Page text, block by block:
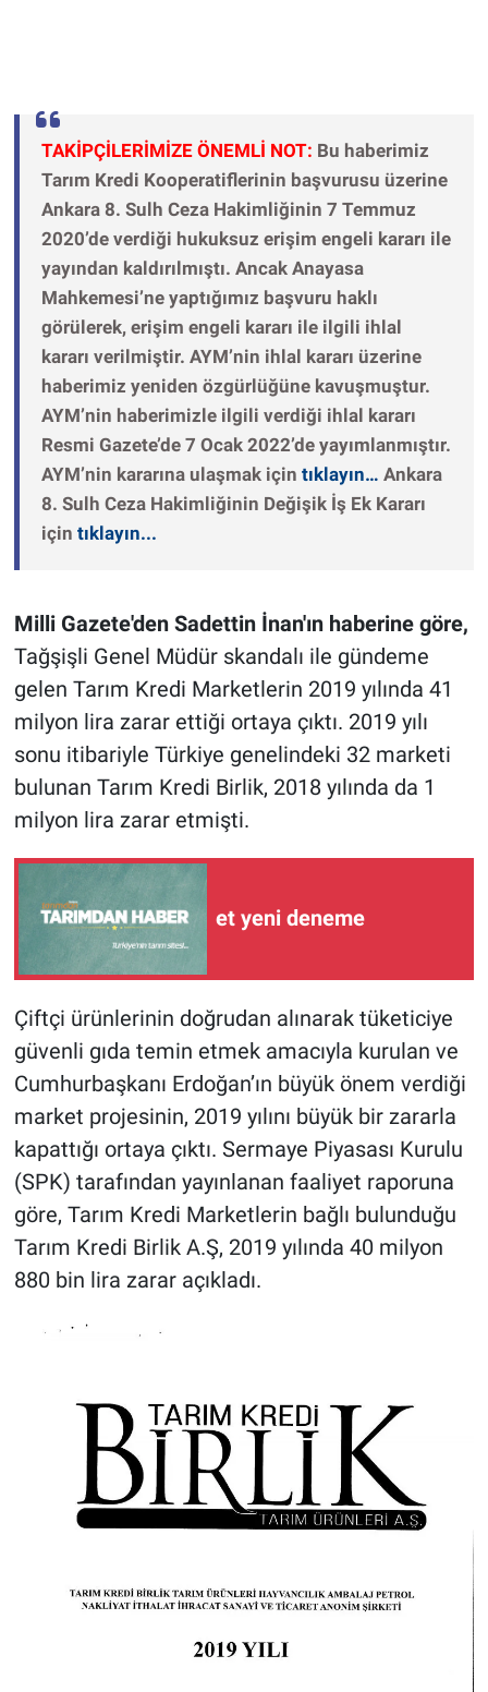
TAKİPÇİLERİMİZE ÖNEMLİ NOT: Bu haberimiz
Tarım Kredi Kooperatiflerinin başvurusu üzerine
Ankara 8. Sulh Ceza Hakimliğinin 7 Temmuz
2020’de verdiği hukuksuz erişim engeli kararı ile
yayından kaldırılmıştı. Ancak Anayasa
Mahkemesi’ne yaptığımız başvuru haklı
görülerek, erişim engeli kararı ile ilgili ihlal
kararı verilmiştir. AYM’nin ihlal kararı üzerine
haberimiz yeniden özgürlüğüne kavuşmuştur.
AYM’nin haberimizle ilgili verdiği ihlal kararı
Resmi Gazete’de 7 Ocak 2022’de yayımlanmıştır.
AYM’nin kararına ulaşmak için tıklayın… Ankara
8. Sulh Ceza Hakimliğinin Değişik İş Ek Kararı
için tıklayın...
Milli Gazete'den Sadettin İnan'ın haberine göre,
Tağşişli Genel Müdür skandalı ile gündeme
gelen Tarım Kredi Marketlerin 2019 yılında 41
milyon lira zarar ettiği ortaya çıktı. 2019 yılı
sonu itibariyle Türkiye genelindeki 32 marketi
bulunan Tarım Kredi Birlik, 2018 yılında da 1
milyon lira zarar etmişti.
et yeni deneme
Çiftçi ürünlerinin doğrudan alınarak tüketiciye
güvenli gıda temin etmek amacıyla kurulan ve
Cumhurbaşkanı Erdoğan’ın büyük önem verdiği
market projesinin, 2019 yılını büyük bir zararla
kapattığı ortaya çıktı. Sermaye Piyasası Kurulu
(SPK) tarafından yayınlanan faaliyet raporuna
göre, Tarım Kredi Marketlerin bağlı bulunduğu
Tarım Kredi Birlik A.Ş, 2019 yılında 40 milyon
880 bin lira zarar açıkladı.